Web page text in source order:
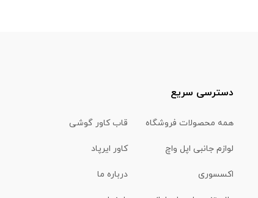
دسترسی سریع
همه محصولات فروشگاه قاب کاور گوشی
لوازم جانبی اپل واچ کاور ایرپاد
اکسسوری درباره ما